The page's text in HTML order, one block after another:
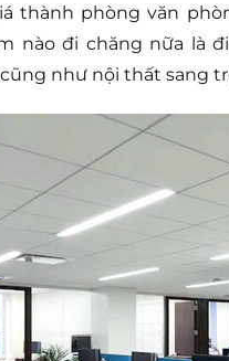
thành phòng văn
nào đi chăng nữa là
như nội thất sang